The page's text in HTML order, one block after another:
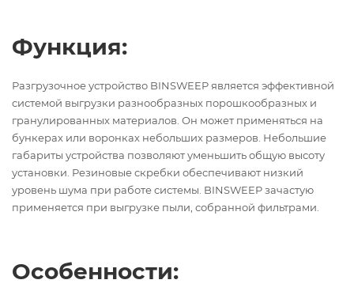
Функция:
Разгрузочное устройство BINSWEEP является эффективной
системой выгрузки разнообразных порошкообразных и
гранулированных материалов. Он может применяться на
бункерах или воронках небольших размеров. Небольшие
габариты устройства позволяют уменьшить общую высоту
установки. Резиновые скребки обеспечивают низкий
уровень шума при работе системы. BINSWEEP зачастую
применяется при выгрузке пыли, собранной фильтрами.
Особенности: